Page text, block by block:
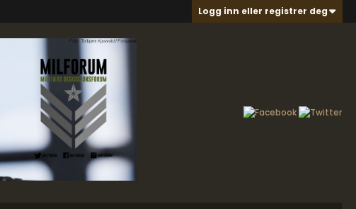
Logg inn eller registrer deg